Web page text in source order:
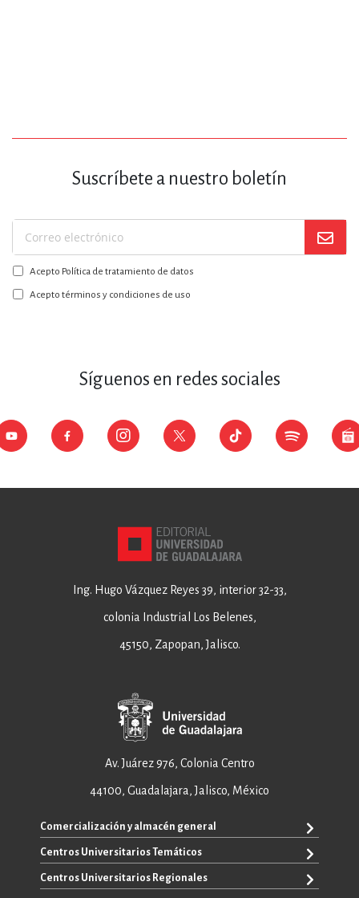
Suscríbete a nuestro boletín
Suscríbase
a
nuestro
boletín:
Acepto Política de tratamiento de datos
Acepto términos y condiciones de uso
Síguenos en redes sociales
Ing. Hugo Vázquez Reyes 39, interior 32-33,
colonia Industrial Los Belenes,
45150, Zapopan, Jalisco.
Av. Juárez 976, Colonia Centro
44100, Guadalajara, Jalisco, México
Comercialización y almacén general
+52 33 3640 6326
+52 33 3640 4595
Centros Universitarios Temáticos
CUAAD
Centros Universitarios Regionales